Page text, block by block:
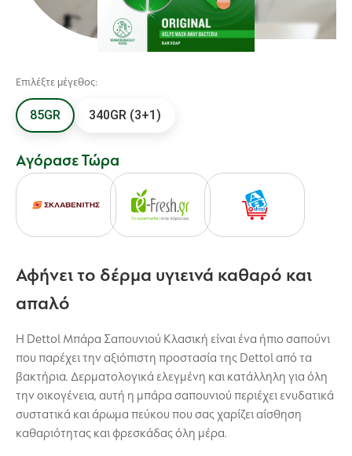
Επιλέξτε μέγεθος:
85GR 340GR (3+1)
Αγόρασε Τώρα
Αφήνει το δέρμα υγιεινά καθαρό και
απαλό
Η Dettol Μπάρα Σαπουνιού Κλασική είναι ένα ήπιο σαπούνι
που παρέχει την αξιόπιστη προστασία της Dettol από τα
βακτήρια. Δερματολογικά ελεγμένη και κατάλληλη για όλη
την οικογένεια, αυτή η μπάρα σαπουνιού περιέχει ενυδατικά
συστατικά και άρωμα πεύκου που σας χαρίζει αίσθηση
καθαριότητας και φρεσκάδας όλη μέρα.